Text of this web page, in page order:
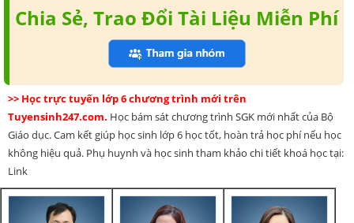
Chia Sẻ, Trao Đổi Tài Liệu Miễn Phí
>> Học trực tuyến lớp 6 chương trình mới trên
Tuyensinh247.com. Học bám sát chương trình SGK mới nhất của Bộ
Giáo dục. Cam kết giúp học sinh lớp 6 học tốt, hoàn trả học phí nếu học
không hiệu quả. Phụ huynh và học sinh tham khảo chi tiết khoá học tại:
Link